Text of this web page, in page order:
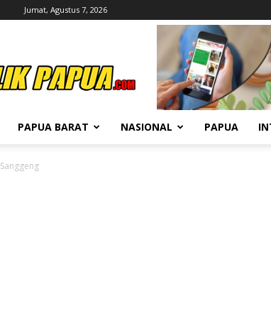
Jumat, Agustus 7, 2026
PAPUA BARAT NASIONAL PAPUA
Sanggeng